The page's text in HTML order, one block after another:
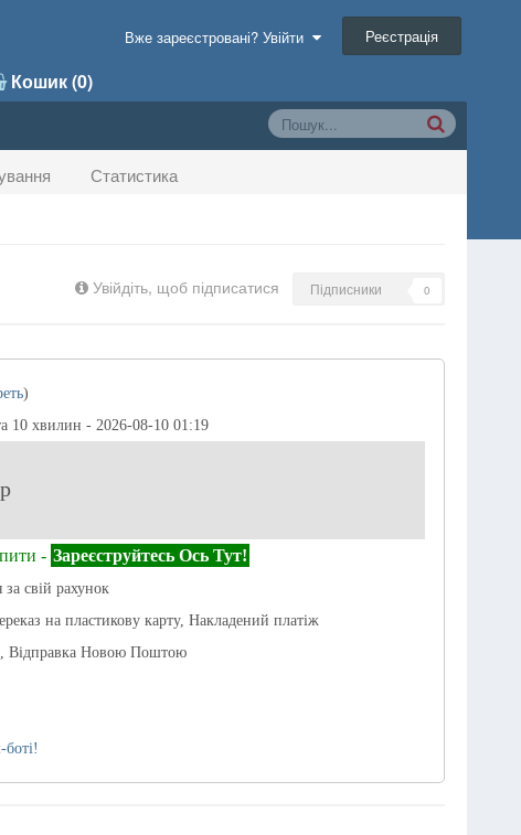
Кошик (0)
Вже зареєстровані? Увійти Реєстрація
Статистика
Увійдіть, щоб підписатися Підписники 0
)
10 хвилин - 2026-08-10 01:19
- Зареєструйтесь Ось Тут!
свій рахунок
на пластикову карту, Накладений платіж
Відправка Новою Поштою
боті!